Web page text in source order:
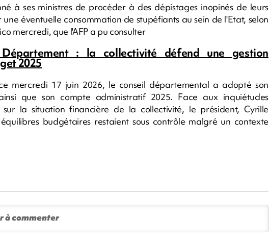
à ses ministres de procéder à des dépistages inopinés de leurs
éventuelle consommation de stupéfiants au sein de l'Etat, selon
mercredi, que l'AFP a pu consulter
: la collectivité défend une gestion
2025
mercredi 17 juin 2026, le conseil départemental a adopté son
que son compte administratif 2025. Face aux inquiétudes
sur la situation financière de la collectivité, le président, Cyrille
budgétaires restaient sous contrôle malgré un contexte